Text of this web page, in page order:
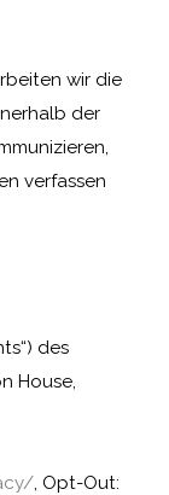
wir die
der
verfassen
des
House,
, Opt-Out: